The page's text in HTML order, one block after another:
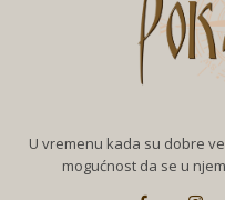
U vremenu kada su dobre
mogućnost da se u